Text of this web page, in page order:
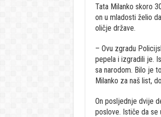
Tata Milanko skoro
on u mladosti želio
oličje države.
– Ovu zgradu
pepela i izgradili je.
sa narodom. Bilo je
Milanko za naš list,
On posljednje dvije
poslove. Ističe da se